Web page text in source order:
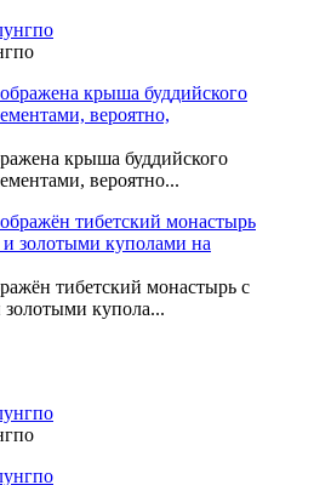
крыша буддийского
вероятно...
тибетский монастырь с
купола...